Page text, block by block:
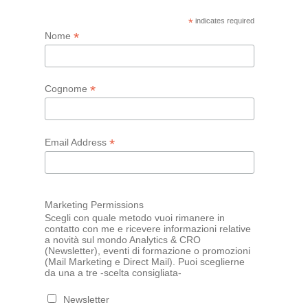
* indicates required
Nome *
Cognome *
Email Address *
Marketing Permissions
Scegli con quale metodo vuoi rimanere in
contatto con me e ricevere informazioni relative
a novità sul mondo Analytics & CRO
(Newsletter), eventi di formazione o promozioni
(Mail Marketing e Direct Mail). Puoi sceglierne
da una a tre -scelta consigliata-
Newsletter